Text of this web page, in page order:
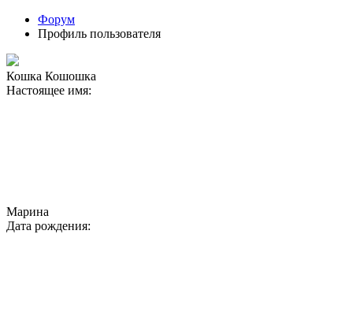
Форум
Профиль пользователя
Кошка Кошошка
Настоящее имя:
Марина
Дата рождения: